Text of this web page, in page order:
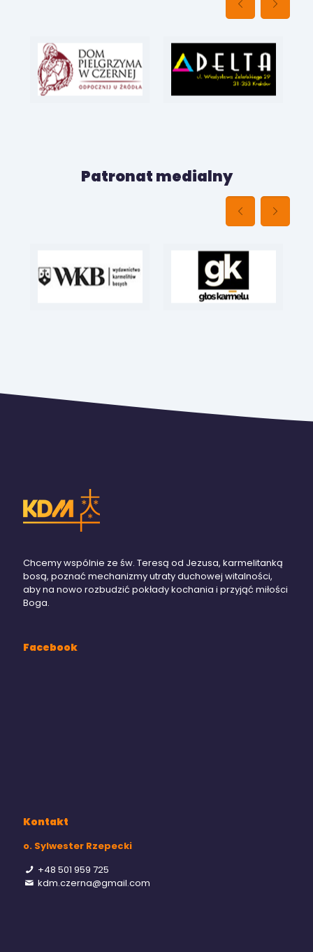
Patronat medialny
Chcemy wspólnie ze św. Teresą od Jezusa, karmelitanką
bosą, poznać mechanizmy utraty duchowej witalności,
aby na nowo rozbudzić pokłady kochania i przyjąć miłości
Boga.
Facebook
Kontakt
o. Sylwester Rzepecki
+48 501 959 725
kdm.czerna@gmail.com